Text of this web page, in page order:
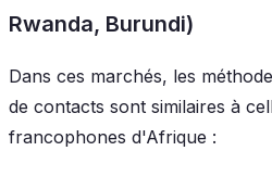
Rwanda, Burundi)
Dans ces marchés, les
de contacts sont similaires à
francophones d'Afrique :